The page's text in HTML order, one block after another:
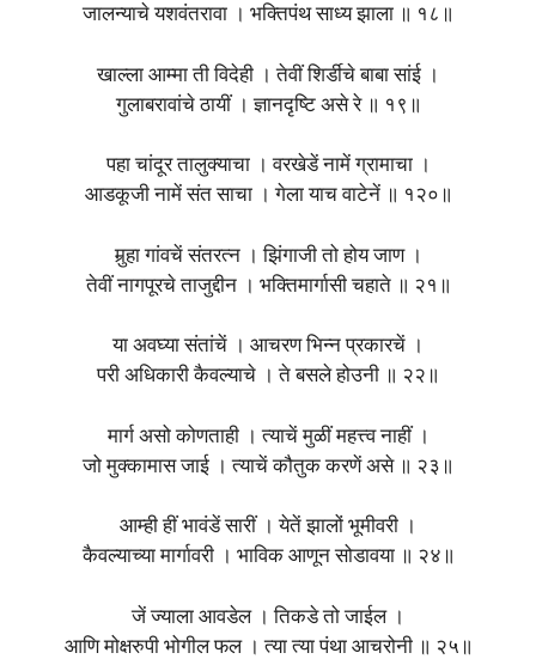
जालन्याचे यशवंतरावा । भक्तिपंथ साध्य झाला ॥ १८॥
खाल्ला आम्मा ती विदेही । तेवीं शिर्डीचे बाबा सांई ।
गुलाबरावांचे ठायीं । ज्ञानदृष्टि असे रे ॥ १९॥
पहा चांदूर तालुक्याचा । वरखेडें नामें ग्रामाचा ।
आडकूजी नामें संत साचा । गेला याच वाटेनें ॥ १२०॥
मुर्‍हा गांवचें संतरत्‍न । झिंगाजी तो होय जाण ।
तेवीं नागपूरचे ताजुद्दीन । भक्तिमार्गासी चहाते ॥ २१॥
या अवघ्या संतांचें । आचरण भिन्न प्रकारचें ।
परी अधिकारी कैवल्याचे । ते बसले होउनी ॥ २२॥
मार्ग असो कोणताही । त्याचें मुळीं महत्त्व नाहीं ।
जो मुक्कामास जाई । त्याचें कौतुक करणें असे ॥ २३॥
आम्ही हीं भावंडें सारीं । येतें झालों भूमीवरी ।
कैवल्याच्या मार्गावरी । भाविक आणून सोडावया ॥ २४॥
जें ज्याला आवडेल । तिकडे तो जाईल ।
आणि मोक्षरुपी भोगील फल । त्या त्या पंथा आचरोनी ॥ २५॥